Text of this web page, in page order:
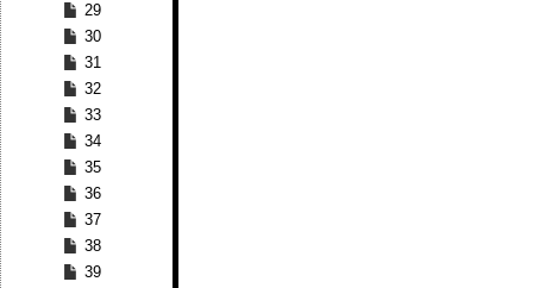
29
30
31
32
33
34
35
36
37
38
39